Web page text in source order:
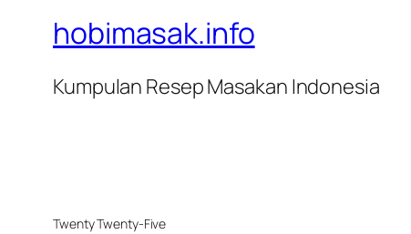
hobimasak.info
Kumpulan Resep Masakan Indonesia
Twenty Twenty-Five